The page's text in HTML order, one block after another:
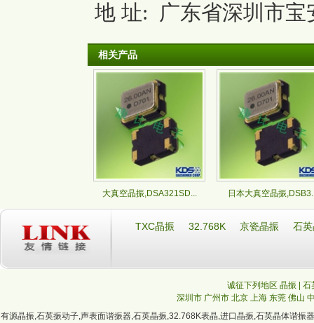
地 址: 广东省深圳市宝
相关产品
大真空晶振,DSA321SD... 日本大真空晶振
TXC晶振 32.768K 京瓷晶振 石
诚征下列地区 晶振 |
深圳市 广州市 北京 上海 东莞 佛山
有源晶振,石英振动子,声表面谐振器,石英晶振,32.768K表晶,进口晶振,石英晶体谐振器